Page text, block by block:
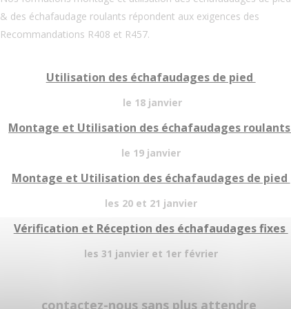
& des échafaudage roulants répondent aux exigences des
Recommandations R408 et R457.
Utilisation des échafaudages de pied
le 18 janvier
Montage et Utilisation des échafaudages roulants
le 19 janvier
Montage et Utilisation des échafaudages de pied
les 20 et 21 janvier
Vérification et Réception des échafaudages fixes
les 31 janvier et 1er février
contactez-nous sans plus attendre